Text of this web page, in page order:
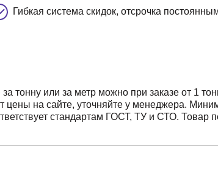
Гибкая система скидок, отсрочка
тонну или за метр можно при заказе от 1
цены на сайте, уточняйте у менеджера.
стандартам ГОСТ, ТУ и СТО. Товар